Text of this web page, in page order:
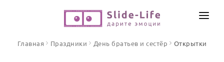
Главная Праздники День братьев и сестёр Открытки